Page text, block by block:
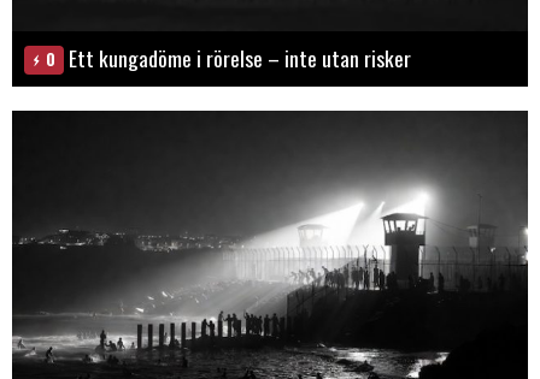
0 Ett kungadöme i rörelse – inte utan risker